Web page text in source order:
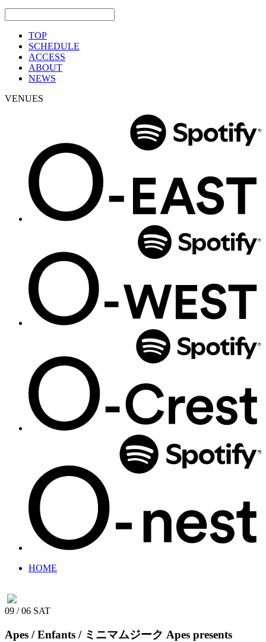
TOP
SCHEDULE
ACCESS
ABOUT
NEWS
VENUES
HOME
09 / 06 SAT
Apes / Enfants / ミニマムジーク Apes presents